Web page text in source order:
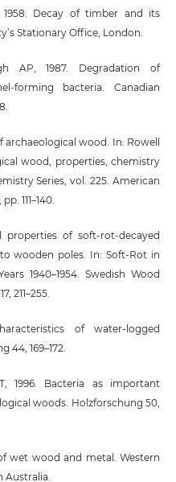
Decay of timber and its
Stationary Office, London.
AP, 1987. Degradation of
forming bacteria. Canadian
archaeological wood. In: Rowell
wood, properties, chemistry
Series, vol. 225. American
111–140.
properties of soft-rot-decayed
wooden poles. In: Soft-Rot in
1940–1954. Swedish Wood
211–255.
of water-logged
44, 169–172.
1996. Bacteria as important
woods. Holzforschung 50,
wet wood and metal. Western
Australia.